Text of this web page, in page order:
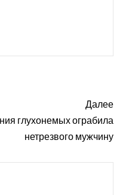
Далее
глухонемых ограбила
нетрезвого мужчину